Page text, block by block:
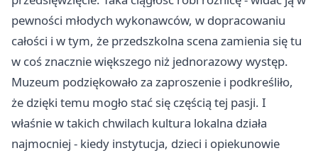
pewności młodych wykonawców, w dopracowaniu
całości i w tym, że przedszkolna scena zamienia się tu
w coś znacznie większego niż jednorazowy występ.
Muzeum podziękowało za zaproszenie i podkreśliło,
że dzięki temu mogło stać się częścią tej pasji. I
właśnie w takich chwilach kultura lokalna działa
najmocniej - kiedy instytucja, dzieci i opiekunowie